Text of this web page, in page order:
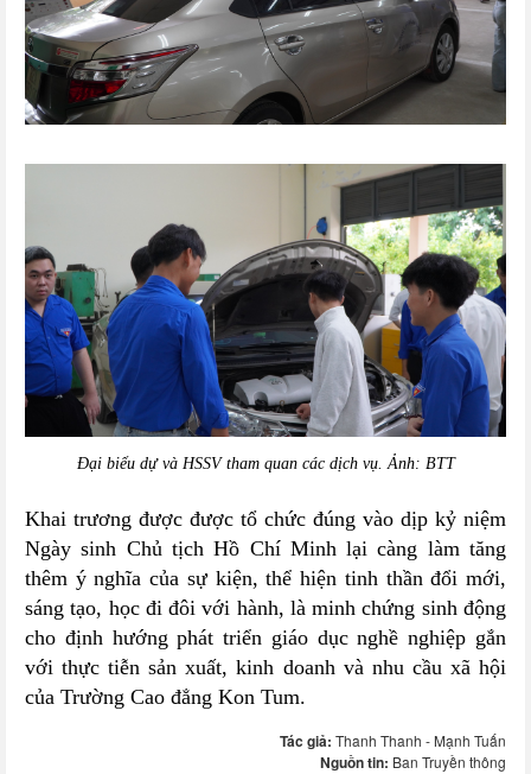
Đại biểu dự và HSSV tham quan các dịch vụ. Ảnh: BTT
Khai trương được được tổ chức đúng vào dịp kỷ niệm
Ngày sinh Chủ tịch Hồ Chí Minh lại càng làm tăng
thêm ý nghĩa của sự kiện, thể hiện tinh thần đổi mới,
sáng tạo, học đi đôi với hành, là minh chứng sinh động
cho định hướng phát triển giáo dục nghề nghiệp gắn
với thực tiễn sản xuất, kinh doanh và nhu cầu xã hội
của Trường Cao đẳng Kon Tum.
Tác giả: Thanh Thanh - Mạnh Tuấn
Nguồn tin: Ban Truyền thông